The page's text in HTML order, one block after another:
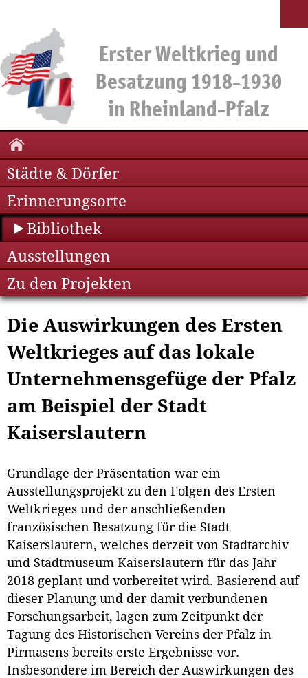
Städte & Dörfer
Erinnerungsorte
Bibliothek
Ausstellungen
Zu den Projekten
Die Auswirkungen des Ersten
Weltkrieges auf das lokale
Unternehmensgefüge der Pfalz
am Beispiel der Stadt
Kaiserslautern
Grundlage der Präsentation war ein
Ausstellungsprojekt zu den Folgen des Ersten
Weltkrieges und der anschließenden
französischen Besatzung für die Stadt
Kaiserslautern, welches derzeit von Stadtarchiv
und Stadtmuseum Kaiserslautern für das Jahr
2018 geplant und vorbereitet wird. Basierend auf
dieser Planung und der damit verbundenen
Forschungsarbeit, lagen zum Zeitpunkt der
Tagung des Historischen Vereins der Pfalz in
Pirmasens bereits erste Ergebnisse vor.
Insbesondere im Bereich der Auswirkungen des